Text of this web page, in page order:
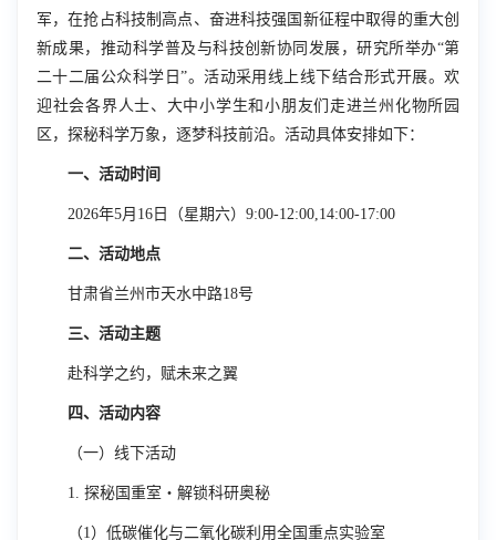
军，在抢占科技制高点、奋进科技强国新征程中取得的重大创
新成果，推动科学普及与科技创新协同发展，研究所举办“第
二十二届公众科学日”。活动采用线上线下结合形式开展。欢
迎社会各界人士、大中小学生和小朋友们走进兰州化物所园
区，探秘科学万象，逐梦科技前沿。活动具体安排如下：
一、活动时间
2026年5月 16 日（星期六） 9:00-12:00,14:00-17:00
二、活动地点
甘肃省兰州市天水中路18号
三、活动主题
赴科学之约，赋未来之翼
四、活动内容
（一）线下活动
1. 探秘国重室・解锁科研奥秘
（1）低碳催化与二氧化碳利用全国重点实验室